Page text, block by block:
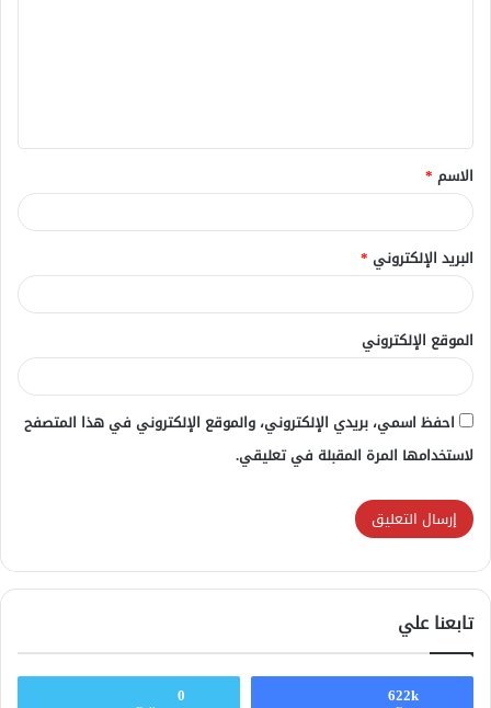
ق
*
الاسم *
البريد الإلكتروني *
الموقع الإلكتروني
احفظ اسمي، بريدي الإلكتروني، والموقع الإلكتروني في هذا المتصفح
لاستخدامها المرة المقبلة في تعليقي.
تابعنا علي
622k
0